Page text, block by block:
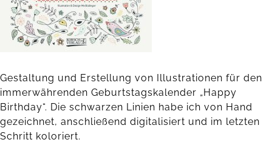
Gestaltung und Erstellung von Illustrationen für den
immerwährenden Geburtstagskalender „Happy
Birthday“. Die schwarzen Linien habe ich von Hand
gezeichnet, anschließend digitalisiert und im letzten
Schritt koloriert.